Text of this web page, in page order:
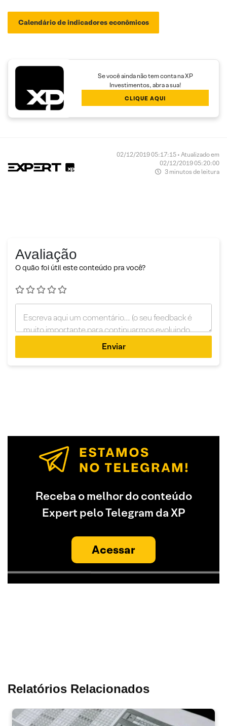
Calendário de indicadores econômicos
Se você ainda não tem conta na XP
Investimentos, abra a sua!
CLIQUE AQUI
02/12/2019 05:17:15 • Atualizado em
02/12/2019 05:20:00
3 minutos de leitura
Avaliação
O quão foi útil este conteúdo pra você?
Enviar
Receba o melhor do conteúdo
Expert pelo Telegram da XP
Acessar
Relatórios Relacionados